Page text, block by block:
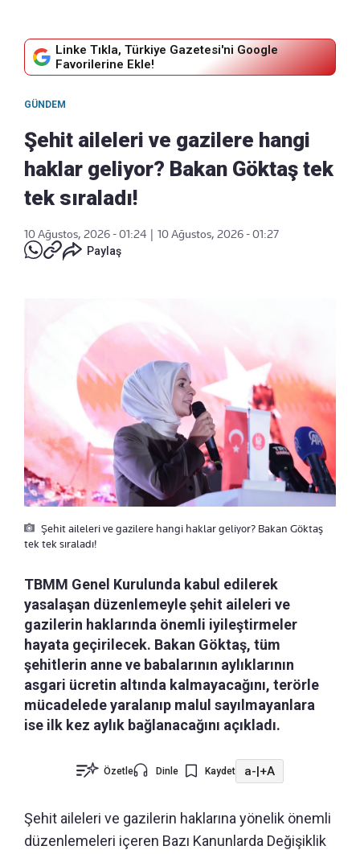
Linke Tıkla, Türkiye Gazetesi'ni Google
Favorilerine Ekle!
GÜNDEM
Şehit aileleri ve gazilere hangi
haklar geliyor? Bakan Göktaş tek
tek sıraladı!
10 Ağustos, 2026 - 01:24
10 Ağustos, 2026 - 01:27
Paylaş
Şehit aileleri ve gazilere hangi haklar geliyor? Bakan Göktaş
tek tek sıraladı!
TBMM Genel Kurulunda kabul edilerek
yasalaşan düzenlemeyle şehit aileleri ve
gazilerin haklarında önemli iyileştirmeler
hayata geçirilecek. Bakan Göktaş, tüm
şehitlerin anne ve babalarının aylıklarının
asgari ücretin altında kalmayacağını, terörle
mücadelede yaralanıp malul sayılmayanlara
ise ilk kez aylık bağlanacağını açıkladı.
Özetle Dinle Kaydet a-|+A
Şehit aileleri ve gazilerin haklarına yönelik önemli
düzenlemeleri içeren Bazı Kanunlarda Değişiklik